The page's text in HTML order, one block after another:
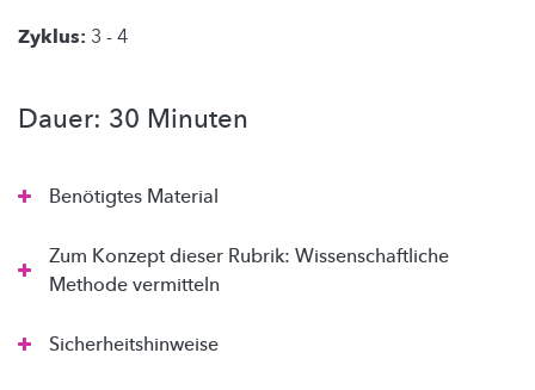
Zyklus: 3 - 4
Dauer: 30 Minuten
Benötigtes Material
Zum Konzept dieser Rubrik: Wissenschaftliche
Methode vermitteln
Sicherheitshinweise